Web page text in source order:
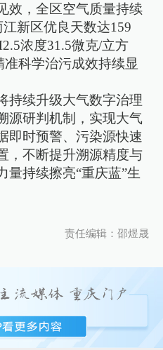
效，全区空气质量持续
新区优良天数达159
浓度31.5微克/立方
科学治污成效持续显
持续升级大气数字治理
源研判机制，实现大气
即时预警、污染源快速
，不断提升溯源精度与
量持续擦亮“重庆蓝”生
责任编辑：邵煜晟